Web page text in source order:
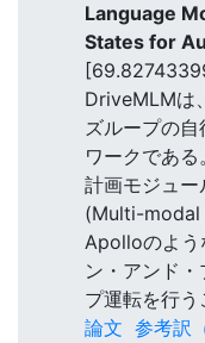
Language
States for
DriveMLMは
ズループの
ワークであ
計画モジュ
(Multi-modal
Apolloのよう
ン・アンド
プ運転を行う
論文 参考訳